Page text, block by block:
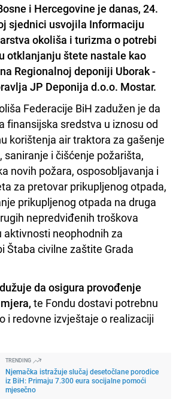
i Hercegovine je danas, 24.
sjednici usvojila Informaciju
okoliša i turizma o potrebi
otklanjanju štete nastale kao
Regionalnoj deponiji Uborak -
JP Deponija d.o.o. Mostar.
Federacije BiH zadužen je da
finansijska sredstva u iznosu od
korištenja air traktora za gašenje
saniranje i čišćenje požarišta,
novih požara, osposobljavanja i
za pretovar prikupljenog otpada,
prikupljenog otpada na druga
nepredviđenih troškova
aktivnosti neophodnih za
Štaba civilne zaštite Grada
da osigura provođenje
te Fondu dostavi potrebnu
i redovne izvještaje o realizaciji
TRENDING
Njemačka istražuje slučaj desetočlane porodice
iz BiH: Primaju 7.300 eura socijalne pomoći
mjesečno